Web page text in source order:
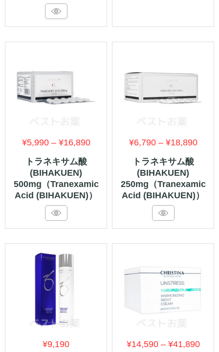
トラネキサム酸
(BIHAKUEN)
500mg（Tranexamic
Acid (BIHAKUEN)）
¥5,990 –¥16,890価
¥5,990
–
トラネキサム酸
(BIHAKUEN)
250mg（Tranexamic
Acid (BIHAKUEN)）
¥6,790 –¥18,890価
–
¥9,190 ¥14,590 –¥41,890価